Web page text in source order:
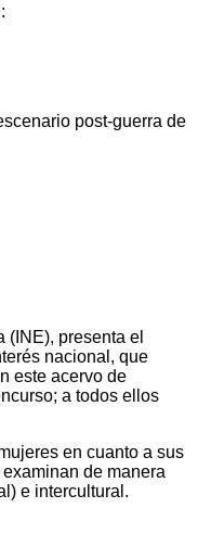
post-guerra de
presenta el
nacional, que
este acervo de
a todos ellos
en cuanto a sus
de manera
e intercultural.